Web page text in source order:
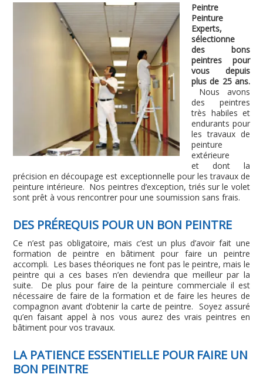
Peintre
Peinture
Experts,
sélectionne
des bons
peintres pour
vous depuis
plus de 25 ans.
Nous avons
des peintres
très habiles et
endurants pour
les travaux de
peinture
extérieure
et dont la
précision en découpage est exceptionnelle pour les travaux de
peinture intérieure. Nos peintres d’exception, triés sur le volet
sont prêt à vous rencontrer pour une soumission sans frais.
DES PRÉREQUIS POUR UN BON PEINTRE
Ce n’est pas obligatoire, mais c’est un plus d’avoir fait une
formation de peintre en bâtiment pour faire un peintre
accompli. Les bases théoriques ne font pas le peintre, mais le
peintre qui a ces bases n’en deviendra que meilleur par la
suite. De plus pour faire de la peinture commerciale il est
nécessaire de faire de la formation et de faire les heures de
compagnon avant d’obtenir la carte de peintre. Soyez assuré
qu’en faisant appel à nos vous aurez des vrais peintres en
bâtiment pour vos travaux.
LA PATIENCE ESSENTIELLE POUR FAIRE UN
BON PEINTRE